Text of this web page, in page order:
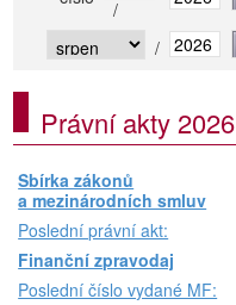
/
/
Právní akty 2026
Sbírka zákonů
a mezinárodních smluv
Poslední právní akt:
Finanční zpravodaj
Poslední číslo vydané MF: